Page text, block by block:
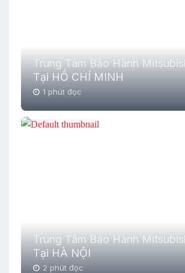
Trung Tâm Bảo Hành
Tại HỒ CHÍ MINH
1 phút đọc
Trung Tâm Bảo Hành
Tại HÀ NỘI
2 phút đọc